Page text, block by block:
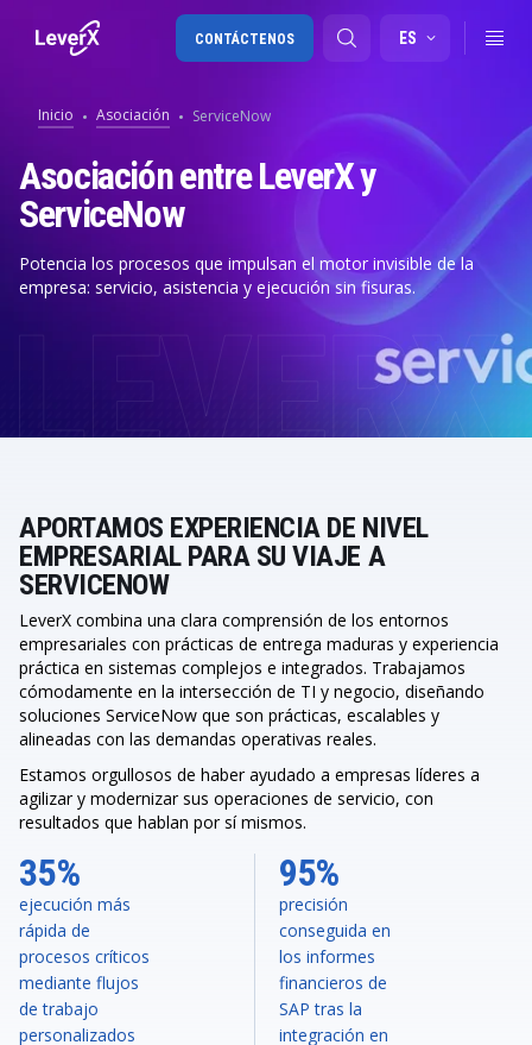
Migración a SAP S/4HANA
RISE with SAP
Cadena de Suministro Digital
ES
CONTÁCTENOS
Inicio Asociación ServiceNow
Asociación entre LeverX y
ServiceNow
Potencia los procesos que impulsan el motor invisible de la
empresa: servicio, asistencia y ejecución sin fisuras.
APORTAMOS EXPERIENCIA DE NIVEL
EMPRESARIAL PARA SU VIAJE A
SERVICENOW
LeverX combina una clara comprensión de los entornos
empresariales con prácticas de entrega maduras y experiencia
práctica en sistemas complejos e integrados. Trabajamos
cómodamente en la intersección de TI y negocio, diseñando
soluciones ServiceNow que son prácticas, escalables y
alineadas con las demandas operativas reales.
Estamos orgullosos de haber ayudado a empresas líderes a
agilizar y modernizar sus operaciones de servicio, con
resultados que hablan por sí mismos.
35%
ejecución más
rápida de
procesos críticos
mediante flujos
de trabajo
personalizados
95%
precisión
conseguida en
los informes
financieros de
SAP tras la
integración en